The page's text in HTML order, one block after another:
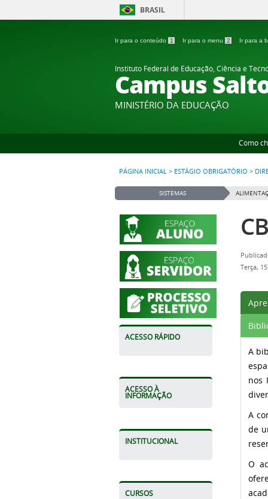
BRASIL
Ir para o conteúdo 1 Ir para o menu 2 Ir para a
Instituto Federal de Educação, Ciência e
Campus
MINISTÉRIO DA EDUCAÇÃO
Como
PÁGINA INICIAL > ESTÁGIO OBRIGATÓRIO >
SISTEMAS
ACESSO RÁPIDO
ACESSO À
INFORMAÇÃO
INSTITUCIONAL
CURSOS
Terça,
A
nos
A
de
O